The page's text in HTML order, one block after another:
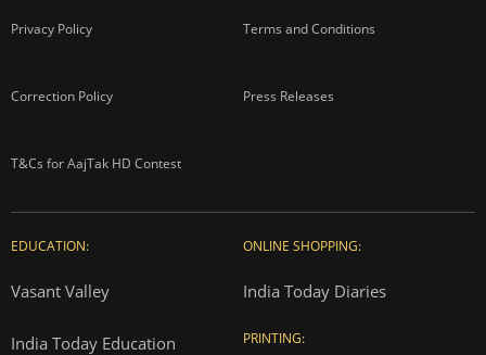
Privacy Policy Terms and Conditions
Correction Policy Press Releases
T&Cs for AajTak HD Contest
EDUCATION:
Vasant Valley
India Today Education
ONLINE SHOPPING:
India Today Diaries
PRINTING: